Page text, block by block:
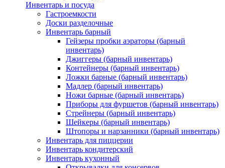
Инвентарь и посуда
Гастроемкости
Доски разделочные
Инвентарь барный
Гейзеры пробки аэраторы (барный
инвентарь)
Джиггеры (барный инвентарь)
Контейнеры (барный инвентарь)
Ложки барные (барный инвентарь)
Мадлер (барный инвентарь)
Ножи барные (барный инвентарь)
Приборы для фуршетов (барный инвентарь)
Стрейнеры (барный инвентарь)
Шейкеры (барный инвентарь)
Штопоры и нарзанники (барный инвентарь)
Инвентарь для пиццерии
Инвентарь кондитерский
Инвентарь кухонный